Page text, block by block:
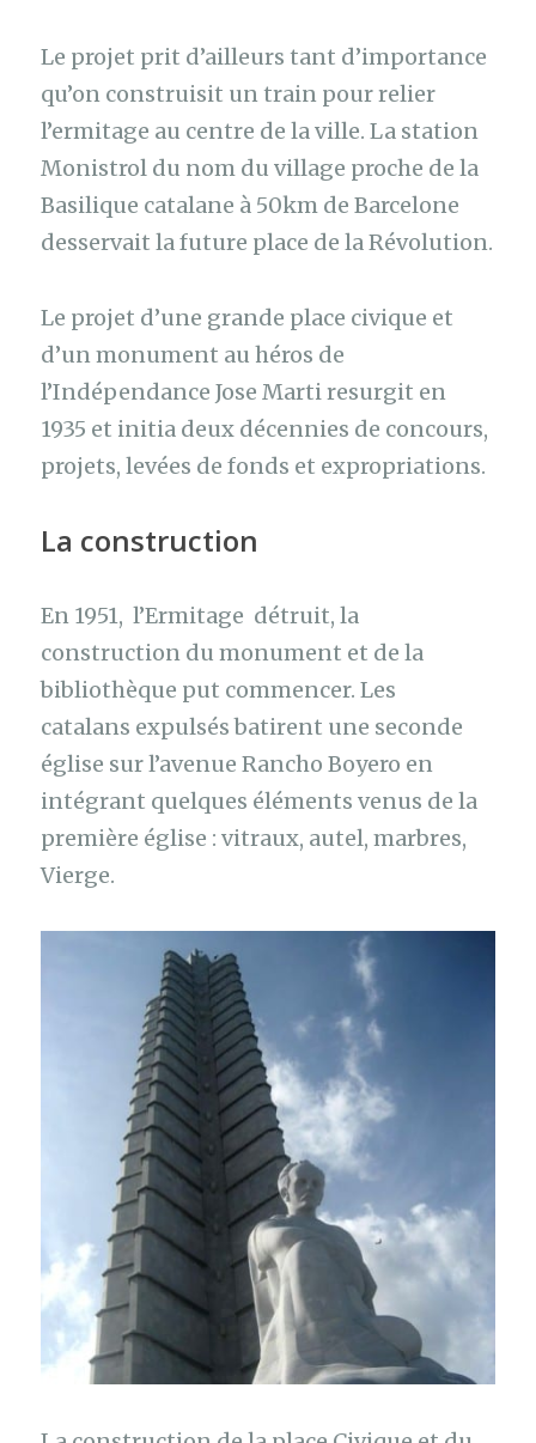
Le projet prit d’ailleurs tant d’importance
qu’on construisit un train pour relier
l’ermitage au centre de la ville. La station
Monistrol du nom du village proche de la
Basilique catalane à 50km de Barcelone
desservait la future place de la Révolution.
Le projet d’une grande place civique et
d’un monument au héros de
l’Indépendance Jose Marti resurgit en
1935 et initia deux décennies de concours,
projets, levées de fonds et expropriations.
La construction
En 1951, l’Ermitage détruit, la
construction du monument et de la
bibliothèque put commencer. Les
catalans expulsés batirent une seconde
église sur l’avenue Rancho Boyero en
intégrant quelques éléments venus de la
première église : vitraux, autel, marbres,
Vierge.